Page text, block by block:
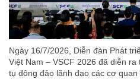
Ngày 16/7/2026, Diễn đàn Phát
Việt Nam – VSCF 2026 đã diễn
tụ đông đảo lãnh đạo các cơ